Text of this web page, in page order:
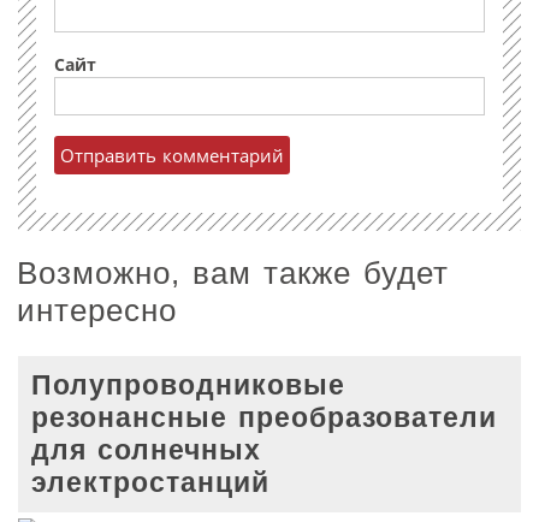
Сайт
Возможно, вам также будет
интересно
Полупроводниковые
резонансные преобразователи
для солнечных
электростанций